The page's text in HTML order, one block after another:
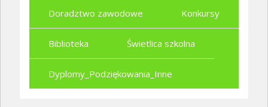
Doradztwo zawodowe Konkursy
Biblioteka Świetlica szkolna
Dyplomy_Podziękowania_Inne